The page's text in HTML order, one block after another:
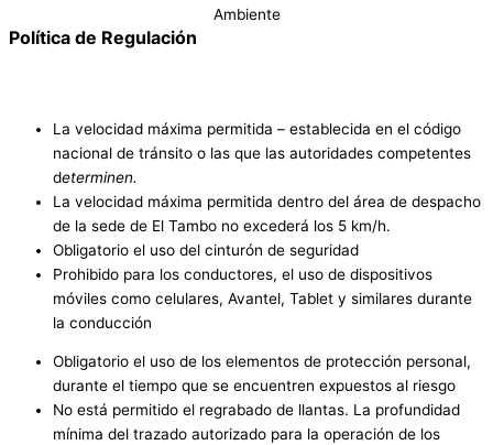
Ambiente
Política de Regulación
La velocidad máxima permitida – establecida en el código
nacional de tránsito o las que las autoridades competentes
determinen.
La velocidad máxima permitida dentro del área de despacho
de la sede de El Tambo no excederá los 5 km/h.
Obligatorio el uso del cinturón de seguridad
Prohibido para los conductores, el uso de dispositivos
móviles como celulares, Avantel, Tablet y similares durante
la conducción
Obligatorio el uso de los elementos de protección personal,
durante el tiempo que se encuentren expuestos al riesgo
No está permitido el regrabado de llantas. La profundidad
mínima del trazado autorizado para la operación de los